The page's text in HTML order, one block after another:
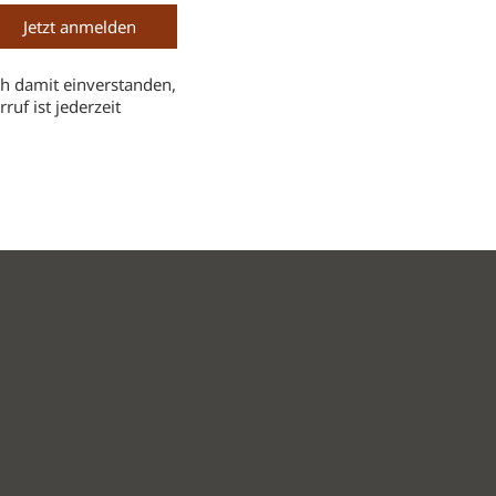
damit einverstanden,
ist jederzeit